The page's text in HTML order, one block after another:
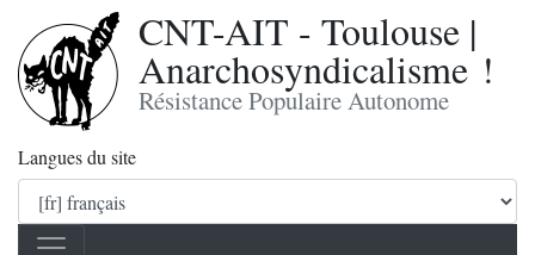
CNT-AIT - Toulouse |
Anarchosyndicalisme !
Résistance Populaire Autonome
Langues du site